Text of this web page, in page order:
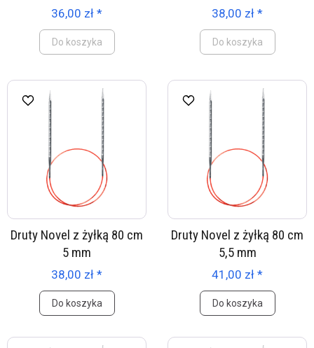
36,00 zł *
Do koszyka
38,00 zł *
Do koszyka
Druty Novel z żyłką 80 cm
5 mm
38,00 zł *
Do koszyka
Druty Novel z żyłką 80 cm
5,5 mm
41,00 zł *
Do koszyka